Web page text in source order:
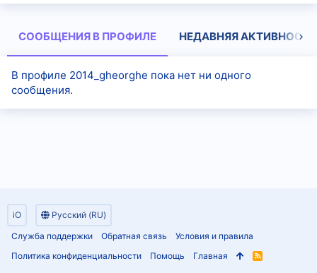
СООБЩЕНИЯ В ПРОФИЛЕ НЕДАВНЯЯ АКТИВНОСТЬ
В профиле 2014_gheorghe пока нет ни одного
сообщения.
iO
Русский (RU)
Служба поддержки
Обратная связь
Условия и правила
Политика конфиденциальности
Помощь Главная
R